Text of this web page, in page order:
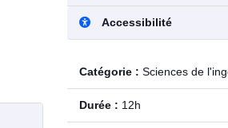
Accessibilité
Catégorie : Sciences de
Durée : 12h